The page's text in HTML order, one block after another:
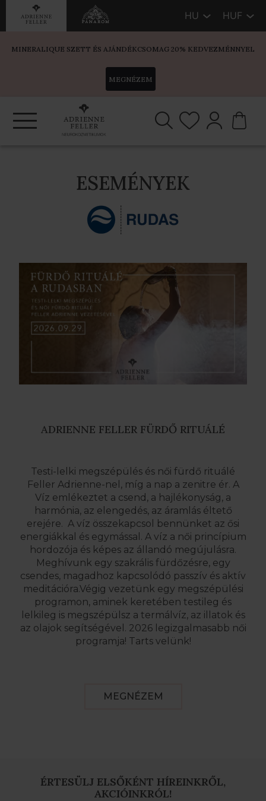
HU HUF
MINERALIQUE SZETT ÉS AJÁNDÉKCSOMAG 20% KEDVEZMÉNNYEL
MEGNÉZEM
ESEMÉNYEK
ADRIENNE FELLER FÜRDŐ RITUÁLÉ
Testi-lelki megszépülés és női fürdő rituálé
Feller Adrienne-nel, míg a nap a zenitre ér. A
Víz emlékeztet a csend, a hajlékonyság, a
harmónia, az elengedés, az áramlás éltető
erejére. A víz összekapcsol bennünket az ősi
energiákkal és egymással. A víz a női princípium
hordozója és képes az állandó megújulásra.
Meghívunk egy szakrális fürdőzésre, egy
csendes, magadhoz kapcsolódó passzív és aktív
meditációra.Végig vezetünk egy megszépülési
programon, aminek keretében testileg és
lelkileg is megszépülsz a termálvíz, az illatok és
az olajok segítségével. 2026 legizgalmasabb női
programja! Tarts velünk!
MEGNÉZEM
ÉRTESÜLJ ELSŐKÉNT HÍREINKRŐL,
AKCIÓINKRÓL!